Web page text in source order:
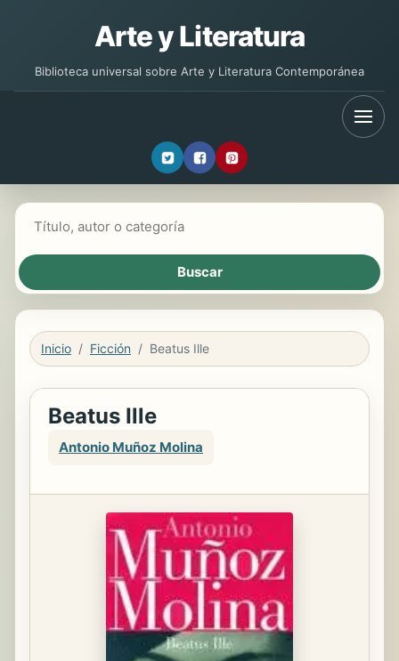
Arte y Literatura
Biblioteca universal sobre Arte y Literatura Contemporánea
Inicio Ficción Beatus Ille
Beatus Ille
Antonio Muñoz Molina